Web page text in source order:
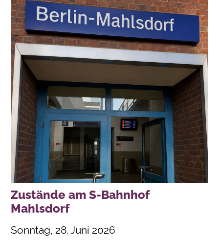
Zustände am S-Bahnhof
Mahlsdorf
Sonntag, 28. Juni 2026